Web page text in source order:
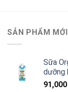
SẢN PHẨM MỚI
Sữa
dưỡng
91,000